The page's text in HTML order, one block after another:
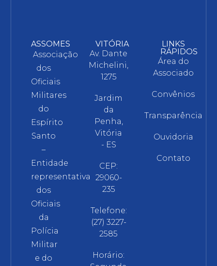
ASSOMES
Associação
dos
Oficiais
Militares
do
Espírito
Santo
–
Entidade
representativa
dos
Oficiais
da
Polícia
Militar
e do
VITÓRIA
Av. Dante
Michelini,
1275
Jardim
da
Penha,
Vitória
- ES
CEP:
29060-
235
Telefone:
(27) 3227-
2585
Horário:
LINKS
RÁPIDOS
Área do
Associado
Convênios
Transparência
Ouvidoria
Contato